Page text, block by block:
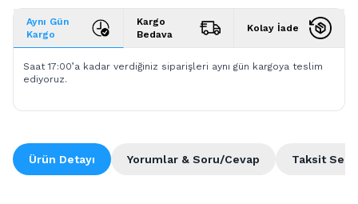
Aynı Gün
Kargo
Kargo
Bedava
Kolay İade
Saat 17:00’a kadar verdiğiniz siparişleri aynı gün kargoya teslim
ediyoruz.
Ürün Detayı Taksit
Yorumlar & Soru/Cevap